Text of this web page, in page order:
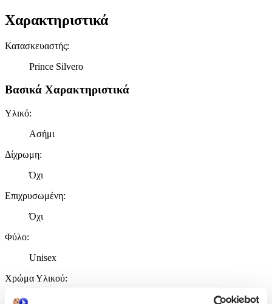
Χαρακτηριστικά
Κατασκευαστής:
Prince Silvero
Βασικά Χαρακτηριστικά
Υλικό:
Ασήμι
Δίχρωμη:
Όχι
Επιχρυσωμένη:
Όχι
Φύλο:
Unisex
Χρώμα Υλικού: